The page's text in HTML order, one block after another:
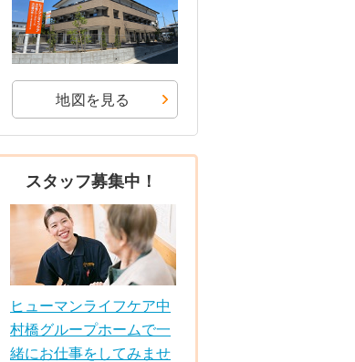
地図を見る
スタッフ募集中！
ヒューマンライフケア中
村橋グループホームで一
緒にお仕事をしてみませ